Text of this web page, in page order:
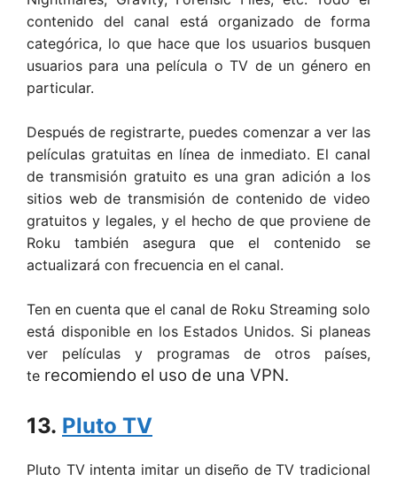
contenido del canal está organizado de forma
categórica, lo que hace que los usuarios busquen
usuarios para una película o TV de un género en
particular.
Después de registrarte, puedes comenzar a ver las
películas gratuitas en línea de inmediato. El canal
de transmisión gratuito es una gran adición a los
sitios web de transmisión de contenido de video
gratuitos y legales, y el hecho de que proviene de
Roku también asegura que el contenido se
actualizará con frecuencia en el canal.
Ten en cuenta que el canal de Roku Streaming solo
está disponible en los Estados Unidos. Si planeas
ver películas y programas de otros países,
te recomiendo el uso de una VPN.
13. Pluto TV
Pluto TV intenta imitar un diseño de TV tradicional